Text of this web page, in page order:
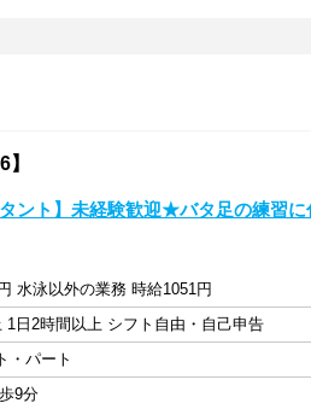
タント】未経験歓迎★バタ足の練習
水泳以外の業務 時給1051円
1日2時間以上 シフト自由・自己申告
・パート
9分